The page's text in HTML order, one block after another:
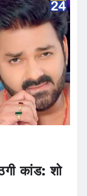
कांड: शो